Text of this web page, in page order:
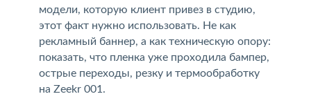
модели, которую клиент привез в студию,
этот факт нужно использовать. Не как
рекламный баннер, а как техническую опору:
показать, что пленка уже проходила бампер,
острые переходы, резку и термообработку
на Zeekr 001.